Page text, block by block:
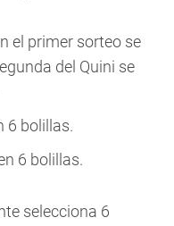
el primer sorteo se
del Quini se
6 bolillas.
6 bolillas.
selecciona 6